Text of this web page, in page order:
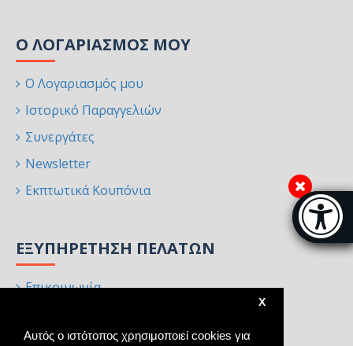
Αυτός ο ιστότοπος χρησιμοποιεί cookies για
X
Μπάρα
Ο ΛΟΓΑΡΙΑΣΜΌΣ ΜΟΥ
Ο Λογαριασμός μου
Ιστορικό Παραγγελιών
Συνεργάτες
Newsletter
Εκπτωτικά Κουπόνια
ΕΞΥΠΗΡΈΤΗΣΗ ΠΕΛΑΤΏΝ
Επικοινωνία
Χάρτης Ιστότοπου